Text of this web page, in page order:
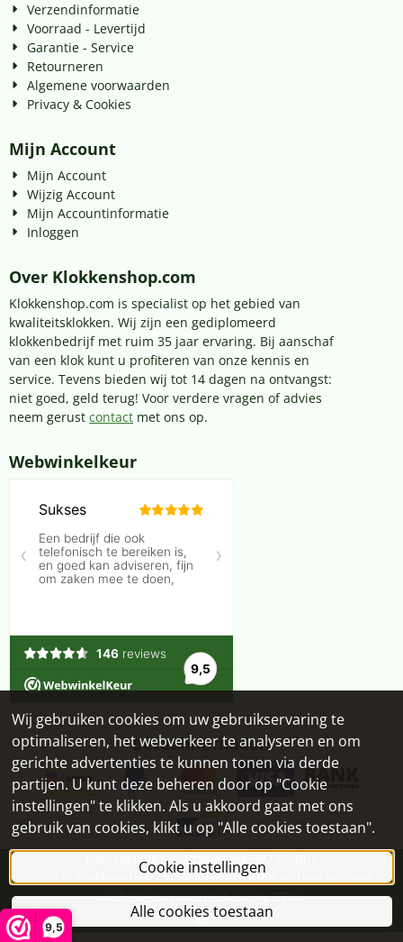
9,5
Verzendinformatie
Voorraad - Levertijd
Garantie - Service
Retourneren
Algemene voorwaarden
Privacy & Cookies
Mijn Account
Mijn Account
Wijzig Account
Mijn Accountinformatie
Inloggen
Over Klokkenshop.com
Klokkenshop.com is specialist op het gebied van
kwaliteitsklokken. Wij zijn een gediplomeerd
klokkenbedrijf met ruim 35 jaar ervaring. Bij aanschaf
van een klok kunt u profiteren van onze kennis en
service. Tevens bieden wij tot 14 dagen na ontvangst:
niet goed, geld terug! Voor verdere vragen of advies
neem gerust contact met ons op.
Webwinkelkeur
Betaalmethoden
KvK: 09049833 - Btw: NL800397496B01
Klokkenshop.com - Alle vermelde prijzen op deze
website zijn inclusief 21,0% BTW.
Wij gebruiken cookies om uw gebruikservaring te
optimaliseren, het webverkeer te analyseren en om
gerichte advertenties te kunnen tonen via derde
partijen. U kunt deze beheren door op "Cookie
instellingen" te klikken. Als u akkoord gaat met ons
gebruik van cookies, klikt u op "Alle cookies toestaan".
Cookie instellingen
Alle cookies toestaan